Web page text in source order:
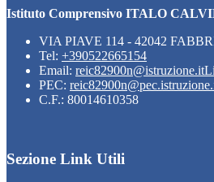
Istituto Comprensivo ITALO
VIA PIAVE 114 - 42042
Tel: +390522665154
Email: reic82900n@istruzione.it
PEC:
C.F.: 80014610358
Sezione Link Utili